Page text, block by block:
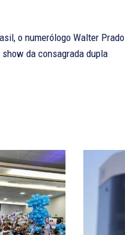
o numerólogo Walter Prado
da consagrada dupla